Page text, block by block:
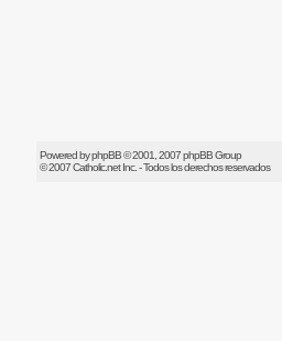
Powered byphpBB© 2001, 2007 phpBB Group
© 2007Catholic.netInc. - Todos los derechos reservados